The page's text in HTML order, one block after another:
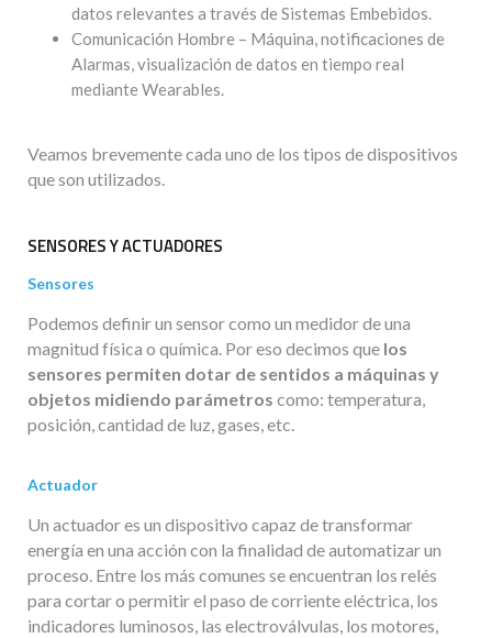
datos relevantes a través de Sistemas Embebidos.
Comunicación Hombre – Máquina, notificaciones de
Alarmas, visualización de datos en tiempo real
mediante Wearables.
Veamos brevemente cada uno de los tipos de dispositivos
que son utilizados.
SENSORES Y ACTUADORES
Sensores
Podemos definir un sensor como un medidor de una
magnitud física o química. Por eso decimos que los
sensores permiten dotar de sentidos a máquinas y
objetos midiendo parámetros como: temperatura,
posición, cantidad de luz, gases, etc.
Actuador
Un actuador es un dispositivo capaz de transformar
energía en una acción con la finalidad de automatizar un
proceso. Entre los más comunes se encuentran los relés
para cortar o permitir el paso de corriente eléctrica, los
indicadores luminosos, las electroválvulas, los motores,